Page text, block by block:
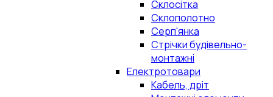
Склосітка
Склополотно
Серп'янка
Стрічки будівельно-
монтажні
Електротовари
Кабель, дріт